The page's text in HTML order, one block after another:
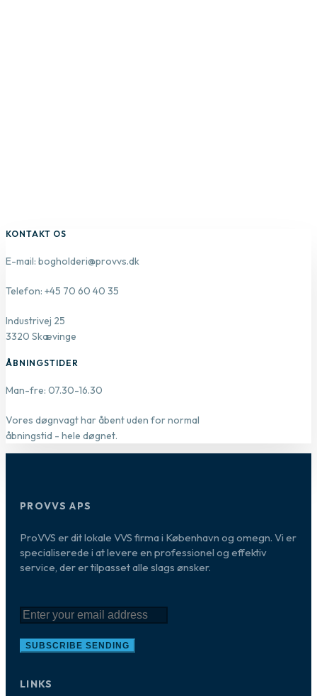
KONTAKT OS
E-mail: bogholderi@provvs.dk
Telefon: +45 70 60 40 35
Industrivej 25
3320 Skævinge
ÅBNINGSTIDER
Man-fre: 07.30-16.30
Vores døgnvagt har åbent uden for normal
åbningstid - hele døgnet.
PROVVS APS
ProVVS er dit lokale VVS firma i København og omegn. Vi er
specialiserede i at levere en professionel og effektiv
service, der er tilpasset alle slags ønsker.
SUBSCRIBE SENDING
LINKS